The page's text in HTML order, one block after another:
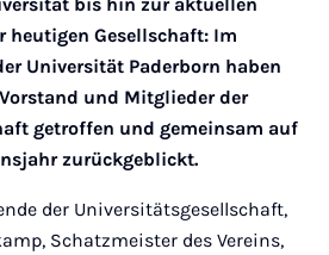
heutigen Gesellschaft: Im
Universität Paderborn haben
und Mitglieder der
getroffen und gemeinsam auf
zurückgeblickt.
der Universitätsgesellschaft,
Schatzmeister des Vereins,